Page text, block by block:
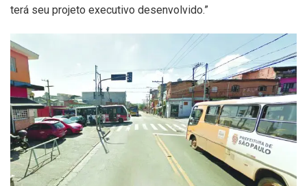
terá seu projeto executivo desenvolvido.”